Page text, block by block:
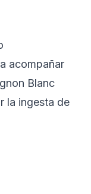
acompañar
Blanc
la ingesta de